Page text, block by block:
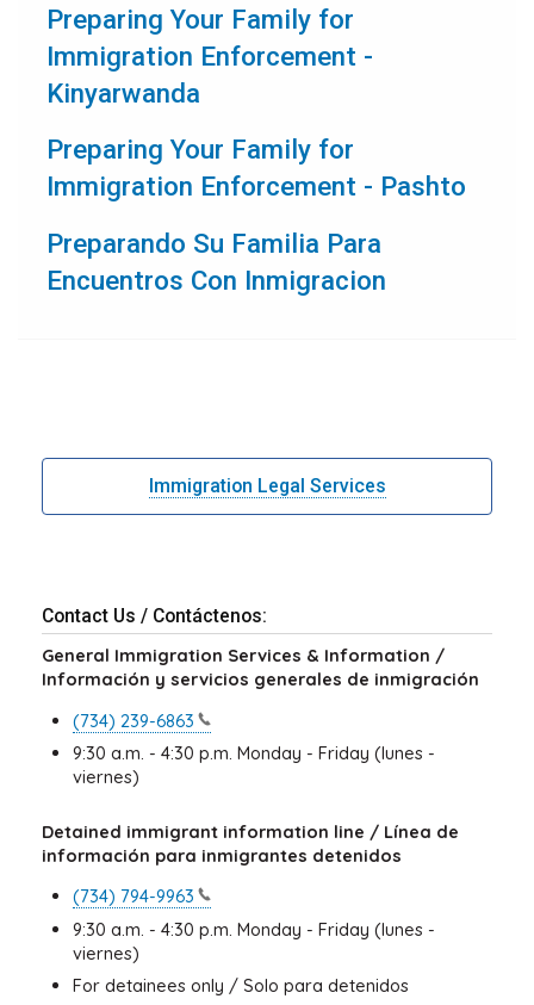
Preparing Your Family for
Immigration Enforcement -
Kinyarwanda
Preparing Your Family for
Immigration Enforcement - Pashto
Preparando Su Familia Para
Encuentros Con Inmigracion
Immigration Legal Services
Contact Us / Contáctenos:
General Immigration Services & Information /
Información y servicios generales de inmigración
(734) 239-6863
9:30 a.m. - 4:30 p.m. Monday - Friday (lunes -
viernes)
Detained immigrant information line / Línea de
información para inmigrantes detenidos
(734) 794-9963
9:30 a.m. - 4:30 p.m. Monday - Friday (lunes -
viernes)
For detainees only / Solo para detenidos